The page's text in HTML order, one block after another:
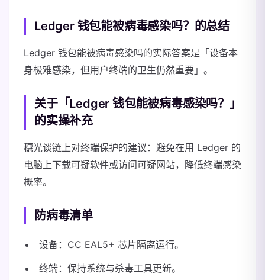
Ledger 钱包能被病毒感染吗？的总结
Ledger 钱包能被病毒感染吗的实际答案是「设备本
身极难感染，但用户终端的卫生仍然重要」。
关于「Ledger 钱包能被病毒感染吗？」
的实操补充
穗光谈链上对终端保护的建议：避免在用 Ledger 的
电脑上下载可疑软件或访问可疑网站，降低终端感染
概率。
防病毒清单
设备：CC EAL5+ 芯片隔离运行。
终端：保持系统与杀毒工具更新。